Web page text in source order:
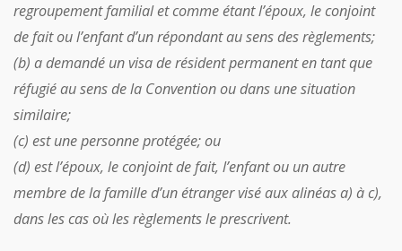
regroupement familial et comme étant l’époux, le conjoint
de fait ou l’enfant d’un répondant au sens des règlements;
(b) a demandé un visa de résident permanent en tant que
réfugié au sens de la Convention ou dans une situation
similaire;
(c) est une personne protégée; ou
(d) est l’époux, le conjoint de fait, l’enfant ou un autre
membre de la famille d’un étranger visé aux alinéas a) à c),
dans les cas où les règlements le prescrivent.